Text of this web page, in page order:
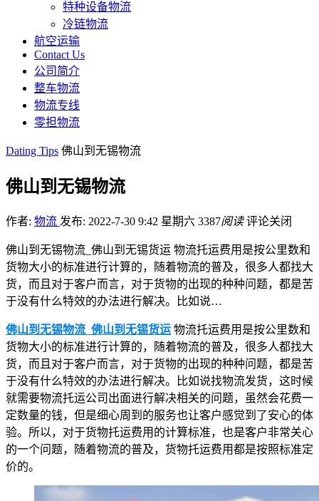
特种设备物流
冷链物流
航空运输
Contact Us
公司简介
整车物流
物流专线
零担物流
Dating Tips 佛山到无锡物流
佛山到无锡物流
作者: 物流 发布: 2022-7-30 9:42 星期六 3387阅读 评论关闭
佛山到无锡物流_佛山到无锡货运 物流托运费用是按公里数和
货物大小的标准进行计算的，随着物流的普及，很多人都找大
货，而且对于客户而言，对于货物的出现的种种问题，都是苦
于没有什么特效的办法进行解决。比如说…
佛山到无锡物流_佛山到无锡货运 物流托运费用是按公里数和
货物大小的标准进行计算的，随着物流的普及，很多人都找大
货，而且对于客户而言，对于货物的出现的种种问题，都是苦
于没有什么特效的办法进行解决。比如说找物流发货，这时候
就需要物流托运公司出面进行解决相关的问题，虽然会花费一
定数量的钱，但是细心周到的服务也让客户感觉到了安心的体
验。所以，对于货物托运费用的计算标准，也是客户非常关心
的一个问题，随着物流的普及，货物托运费用都是按照标准定
价的。